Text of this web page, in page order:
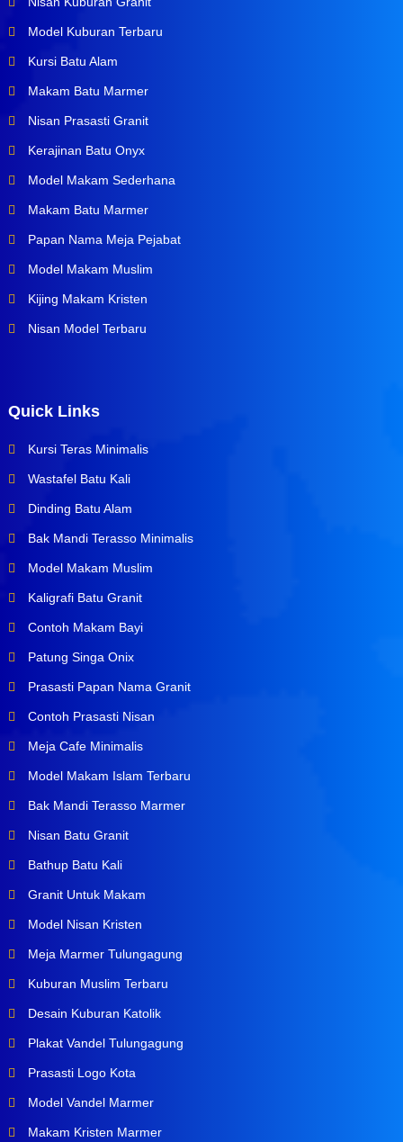
Model Kuburan Terbaru
Kursi Batu Alam
Makam Batu Marmer
Nisan Prasasti Granit
Kerajinan Batu Onyx
Model Makam Sederhana
Makam Batu Marmer
Papan Nama Meja Pejabat
Model Makam Muslim
Kijing Makam Kristen
Nisan Model Terbaru
Quick Links
Kursi Teras Minimalis
Wastafel Batu Kali
Dinding Batu Alam
Bak Mandi Terasso Minimalis
Model Makam Muslim
Kaligrafi Batu Granit
Contoh Makam Bayi
Patung Singa Onix
Prasasti Papan Nama Granit
Contoh Prasasti Nisan
Meja Cafe Minimalis
Model Makam Islam Terbaru
Bak Mandi Terasso Marmer
Nisan Batu Granit
Bathup Batu Kali
Granit Untuk Makam
Model Nisan Kristen
Meja Marmer Tulungagung
Kuburan Muslim Terbaru
Desain Kuburan Katolik
Plakat Vandel Tulungagung
Prasasti Logo Kota
Model Vandel Marmer
Makam Kristen Marmer